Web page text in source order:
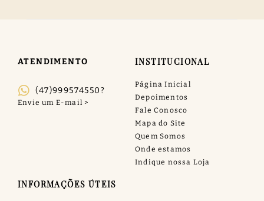
ATENDIMENTO
(47)999574550?
INSTITUCIONAL
Página Inicial
Depoimentos
Fale Conosco
Mapa do Site
Quem Somos
Onde estamos
Indique nossa Loja
INFORMAÇÕES ÚTEIS